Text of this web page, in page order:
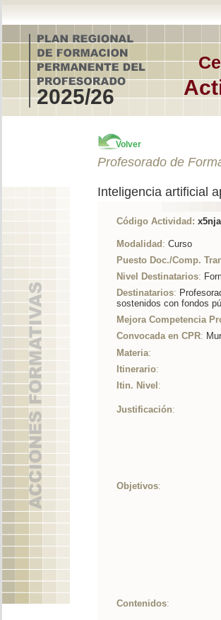
2025/26
Volver
Profesorado de
Inteligencia artificial
Código Actividad:
Modalidad : Curso
Puesto Doc./Comp.
Nivel Destinatarios:
Destinatarios:
sostenidos con fondos
Mejora Competencia
Convocada en CPR:
Materia:
Itinerario:
Itin. Nivel :
Justificación:
Objetivos:
Contenidos: